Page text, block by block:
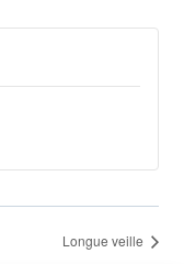
Longue veille